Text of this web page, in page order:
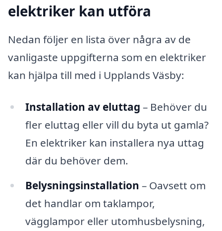
elektriker kan utföra
Nedan följer en lista över några av de
vanligaste uppgifterna som en elektriker
kan hjälpa till med i Upplands Väsby:
Installation av eluttag – Behöver du
fler eluttag eller vill du byta ut gamla?
En elektriker kan installera nya uttag
där du behöver dem.
Belysningsinstallation – Oavsett om
det handlar om taklampor,
vägglampor eller utomhusbelysning,